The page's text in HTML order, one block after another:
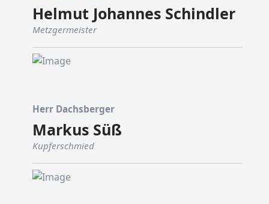
Helmut Johannes Schindler
Metzgermeister
Herr Dachsberger
Markus Süß
Kupferschmied